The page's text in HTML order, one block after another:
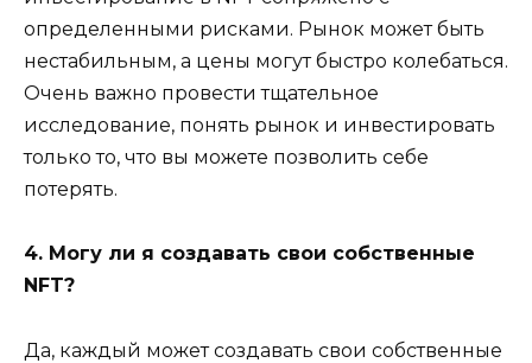
определенными рисками. Рынок может быть
нестабильным, а цены могут быстро колебаться.
Очень важно провести тщательное
исследование, понять рынок и инвестировать
только то, что вы можете позволить себе
потерять.
4. Могу ли я создавать свои собственные
NFT?
Да, каждый может создавать свои собственные